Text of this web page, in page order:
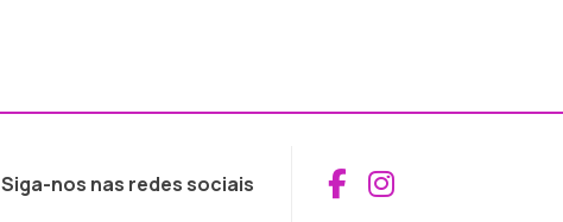
Siga-nos nas redes sociais Aceder ao
Aceder ao